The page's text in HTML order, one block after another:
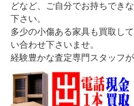
どなど、ご自分でお持ちでき
下さい。
多少の小傷ある家具も買取し
い合わせ下さいませ。
経験豊かな査定専門スタッフ